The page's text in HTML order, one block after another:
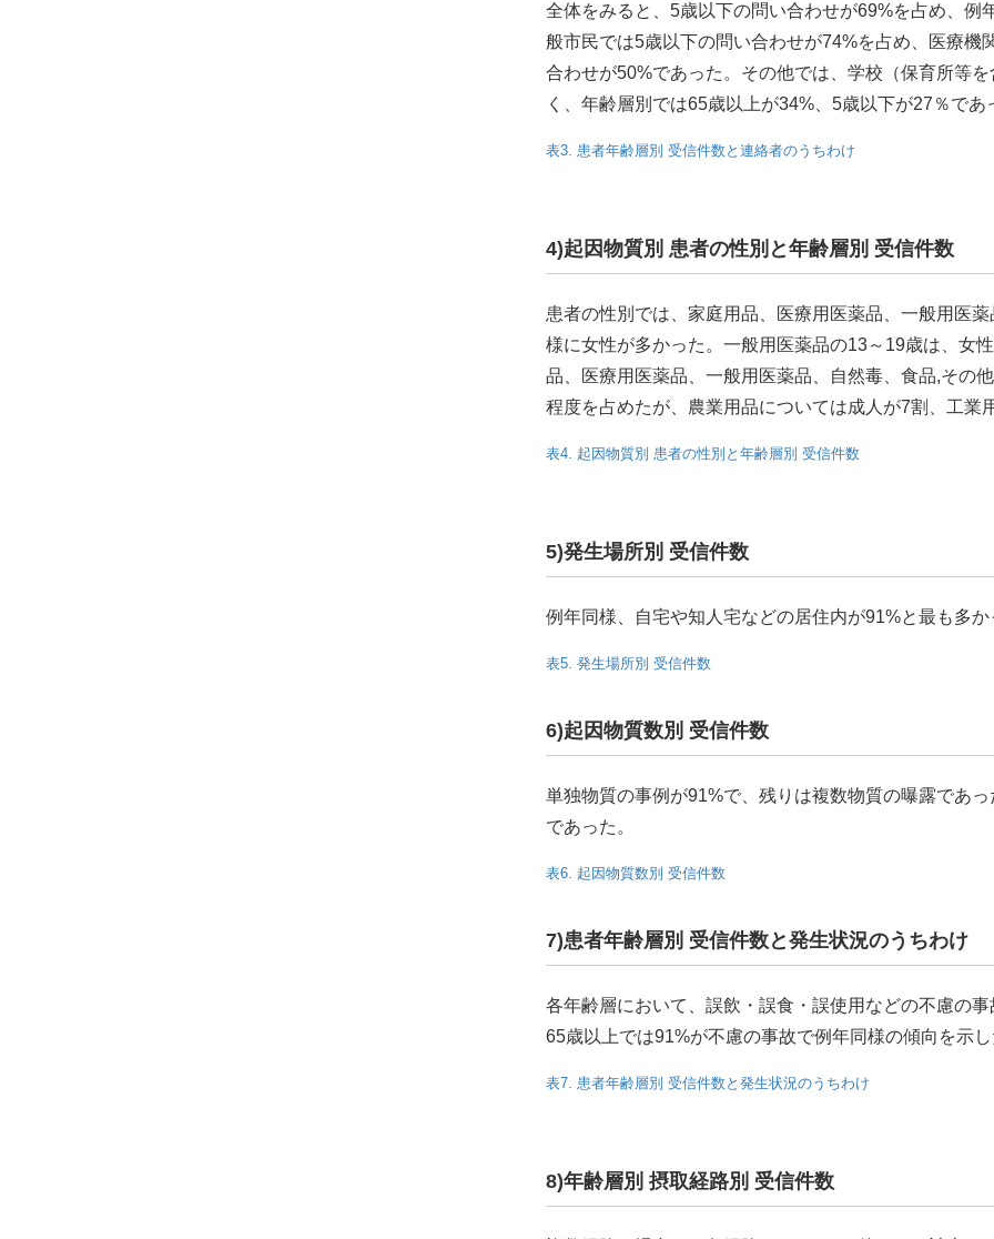
全体をみると、5歳以下の問い合わせが69%を占め、
般市民では5歳以下の問い合わせが74%を占め、医療
合わせが50%であった。その他では、学校（保育所等
く、年齢層別では65歳以上が34%、5歳以下が27％であ
表3. 患者年齢層別 受信件数と連絡者のうちわけ
4)起因物質別 患者の性別と年齢層別 受信件数
患者の性別では、家庭用品、医療用医薬品、一般用医
様に女性が多かった。一般用医薬品の13～19歳は、女
品、医療用医薬品、一般用医薬品、自然毒、食品,その
程度を占めたが、農業用品については成人が7割、工業
表4. 起因物質別 患者の性別と年齢層別 受信件数
5)発生場所別 受信件数
例年同様、自宅や知人宅などの居住内が91%と最も多か
表5. 発生場所別 受信件数
6)起因物質数別 受信件数
単独物質の事例が91%で、残りは複数物質の曝露であ
であった。
表6. 起因物質数別 受信件数
7)患者年齢層別 受信件数と発生状況のうちわけ
各年齢層において、誤飲・誤食・誤使用などの不慮の
65歳以上では91%が不慮の事故で例年同様の傾向を示
表7. 患者年齢層別 受信件数と発生状況のうちわけ
8)年齢層別 摂取経路別 受信件数